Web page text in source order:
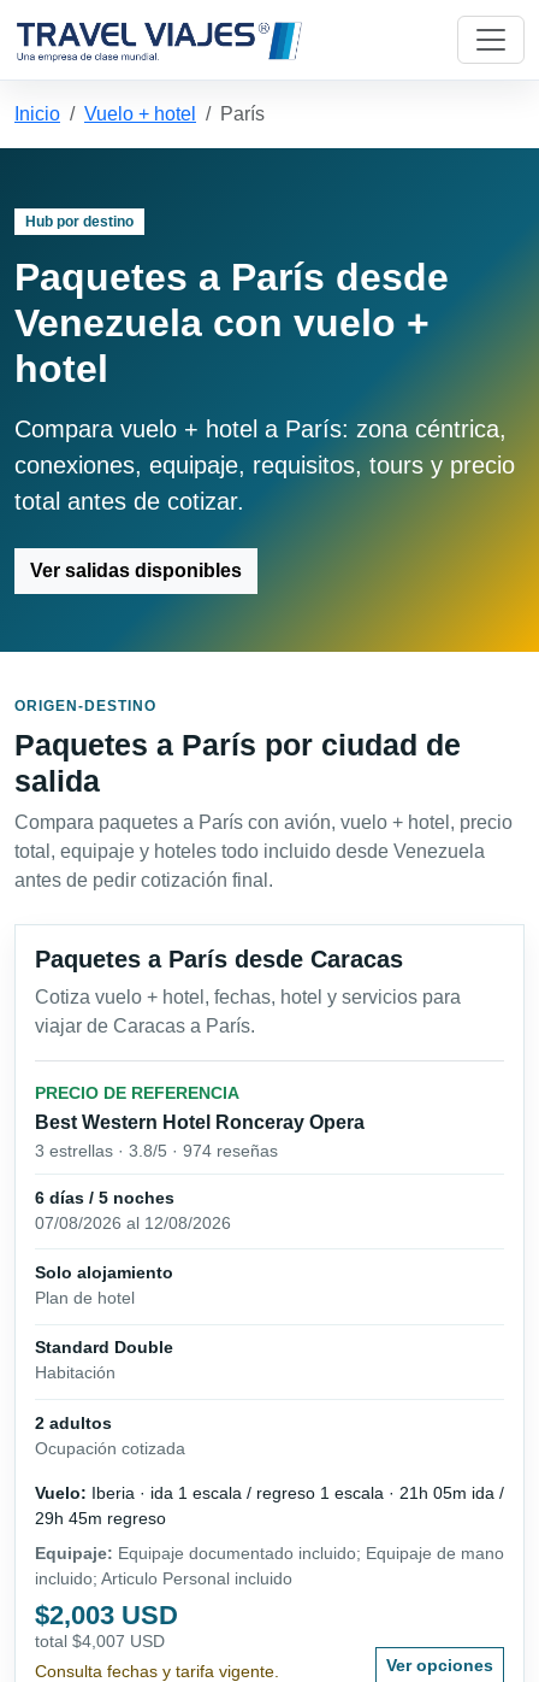
Inicio Vuelo + hotel París
Hub por destino
Paquetes a París desde
Venezuela con vuelo +
hotel
Compara vuelo + hotel a París: zona céntrica,
conexiones, equipaje, requisitos, tours y precio
total antes de cotizar.
Ver salidas disponibles
ORIGEN-DESTINO
Paquetes a París por ciudad de
salida
Compara paquetes a París con avión, vuelo + hotel, precio
total, equipaje y hoteles todo incluido desde Venezuela
antes de pedir cotización final.
Paquetes a París desde Caracas
Cotiza vuelo + hotel, fechas, hotel y servicios para
viajar de Caracas a París.
PRECIO DE REFERENCIA
Best Western Hotel Ronceray Opera
3 estrellas · 3.8/5 · 974 reseñas
6 días / 5 noches
07/08/2026 al 12/08/2026
Solo alojamiento
Plan de hotel
Standard Double
Habitación
2 adultos
Ocupación cotizada
Vuelo: Iberia · ida 1 escala / regreso 1 escala · 21h 05m ida /
29h 45m regreso
Equipaje: Equipaje documentado incluido; Equipaje de mano
incluido; Articulo Personal incluido
$2,003 USD
total $4,007 USD
Consulta fechas y tarifa vigente.
Ver opciones